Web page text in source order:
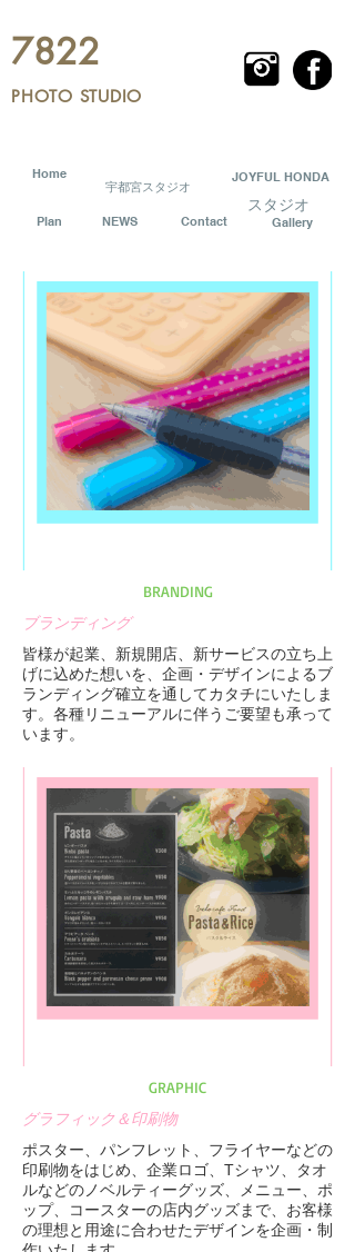
7822
PHOTO STUDIO
Home JOYFUL HONDA
宇都宮スタジオ
Contact Gallery
Plan NEWS
スタジオ
BRANDING
ブランディング
皆様が起業、新規開店、新サービスの立ち上
げに込めた想いを、企画・デザインによるブ
ランディング確立を通してカタチにいたしま
す。各種リニューアルに伴うご要望も承って
います。
GRAPHIC
グラフィック＆印刷物
ポスター、パンフレット、フライヤーなどの
印刷物をはじめ、企業ロゴ、Tシャツ、タオ
ルなどのノベルティーグッズ、メニュー、ポ
ップ、コースターの店内グッズまで、お客様
の理想と用途に合わせたデザインを企画・制